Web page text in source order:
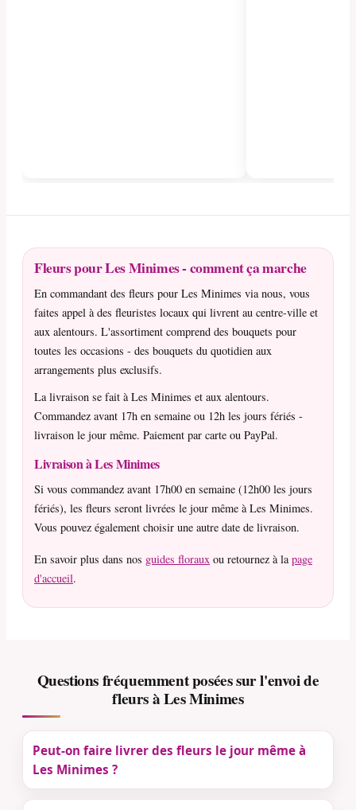
Fleurs pour Les Minimes - comment ça marche
En commandant des fleurs pour Les Minimes via nous, vous
faites appel à des fleuristes locaux qui livrent au centre-ville et
aux alentours. L'assortiment comprend des bouquets pour
toutes les occasions - des bouquets du quotidien aux
arrangements plus exclusifs.
La livraison se fait à Les Minimes et aux alentours.
Commandez avant 17h en semaine ou 12h les jours fériés -
livraison le jour même. Paiement par carte ou PayPal.
Livraison à Les Minimes
Si vous commandez avant 17h00 en semaine (12h00 les jours
fériés), les fleurs seront livrées le jour même à Les Minimes.
Vous pouvez également choisir une autre date de livraison.
En savoir plus dans nos guides floraux ou retournez à lapage
d'accueil.
Questions fréquemment posées sur l'envoi de
fleurs à Les Minimes
Peut-on faire livrer des fleurs le jour même à
Les Minimes ?